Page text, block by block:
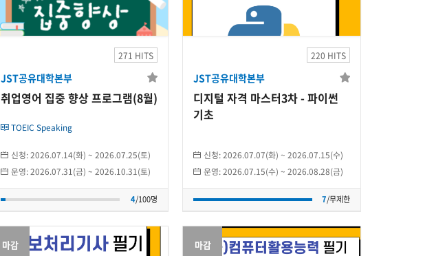
271 HITS
JST공유대학본부
취업영어 집중 향상 프로그램(8월)
TOEIC Speaking
신청:2026.07.14(화) ~ 2026.07.25(토)
운영:2026.07.31(금) ~ 2026.10.31(토)
4/100명
JST공유대학본부
취업영어 집중 향상 프
로그램(8월)
2026.07.31(금)
개인
4/100명
220 HITS
JST공유대학본부
디지털 자격 마스터3차 - 파이썬
기초
신청:2026.07.07(화) ~ 2026.07.15(수)
운영:2026.07.15(수) ~ 2026.08.28(금)
7/무제한
JST공유대학본부
디지털 자격 마스터3차
- 파이썬 기초
2026.07.15(수)
개인
마감 마감